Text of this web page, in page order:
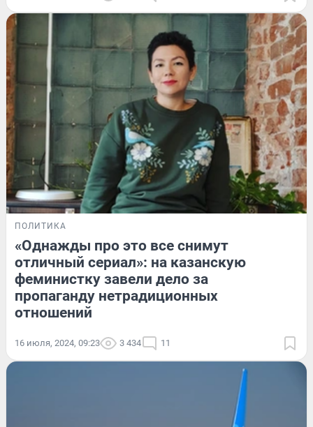
ПОЛИТИКА
«Однажды про это все снимут
отличный сериал»: на казанскую
феминистку завели дело за
пропаганду нетрадиционных
отношений
16 июля, 2024, 09:23 3 434 11